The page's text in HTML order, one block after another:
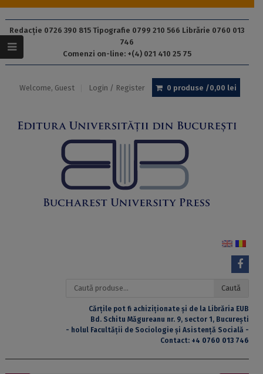
Redacție 0726 390 815 Tipografie 0799 210 566 Librărie 0760 013
746
Comenzi on-line: +(4) 021 410 25 75
Welcome, Guest Login / Register 0 produse /0,00 lei
Caută
Caută
Cărțile pot fi achiziționate și de la Librăria EUB
Bd. Schitu Măgureanu nr. 9, sector 1, București
- holul Facultății de Sociologie și Asistență Socială -
Contact: +4 0760 013 746